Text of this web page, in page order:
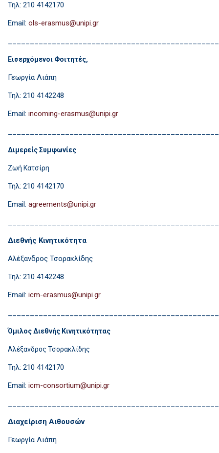
Τηλ: 210 4142170
Email:
Εισερχόμενοι Φοιτητές,
Γεωργία Λιάπη
Τηλ: 210 4142248
Email:
Διμερείς Συμφωνίες
Ζωή Κατσίρη
Τηλ: 210 4142170
Email:
Διεθνής Κινητικότητα
Αλέξανδρος Τσορακλίδης
Τηλ: 210 4142248
Email: i
Όμιλος Διεθνής Κινητικότητας
Αλέξανδρος Τσορακλίδης
Τηλ: 210 4142170
Email:
Διαχείριση Αιθουσών
Γεωργία Λιάπη